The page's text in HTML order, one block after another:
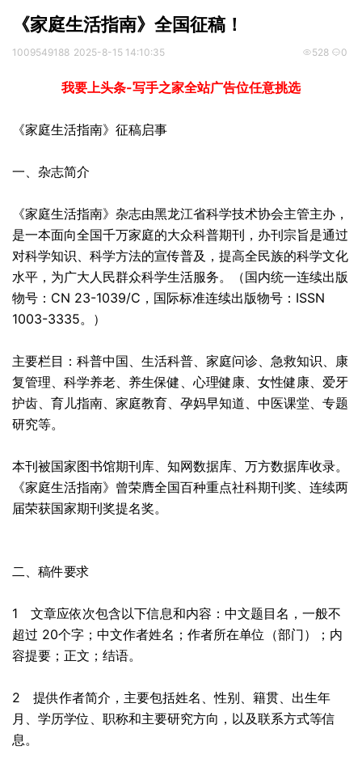
《家庭生活指南》全国征稿！
1009549188 2025-8-15 14:10:35 528 0
我要上头条-写手之家全站广告位任意挑选
《家庭生活指南》征稿启事
一、 杂志简介
《家庭生活指南》杂志由黑龙江省科学技术协会主管主办，
是一本面向全国千万家庭的大众科普期刊，办刊宗旨是通过
对科学知识、科学方法的宣传普及，提高全民族的科学文化
水平，为广大人民群众科学生活服务。（国内统一连续出版
物号：CN 23-1039/C，国际标准连续出版物号：ISSN
1003-3335。）
主要栏目：科普中国、生活科普、家庭问诊、急救知识、康
复管理、科学养老、养生保健、心理健康、女性健康、爱牙
护齿、育儿指南、家庭教育、孕妈早知道、中医课堂、专题
研究等。
本刊被国家图书馆期刊库、知网数据库、万方数据库收录。
《家庭生活指南》曾荣膺全国百种重点社科期刊奖、连续两
届荣获国家期刊奖提名奖。
二、稿件要求
1 文章应依次包含以下信息和内容：中文题目名，一般不
超过 20个字；中文作者姓名；作者所在单位（部门）；内
容提要；正文；结语。
2 提供作者简介，主要包括姓名、性别、籍贯、出生年
月、学历学位、职称和主要研究方向，以及联系方式等信
息。